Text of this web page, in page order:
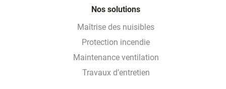
Nos solutions
Maîtrise des nuisibles
Protection incendie
Maintenance ventilation
Travaux d’entretien